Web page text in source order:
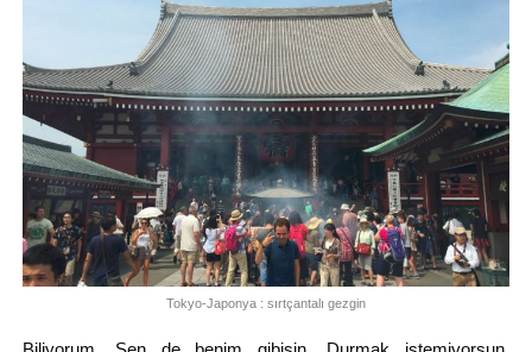
Tokyo-Japonya : sırtçantalı gezgin